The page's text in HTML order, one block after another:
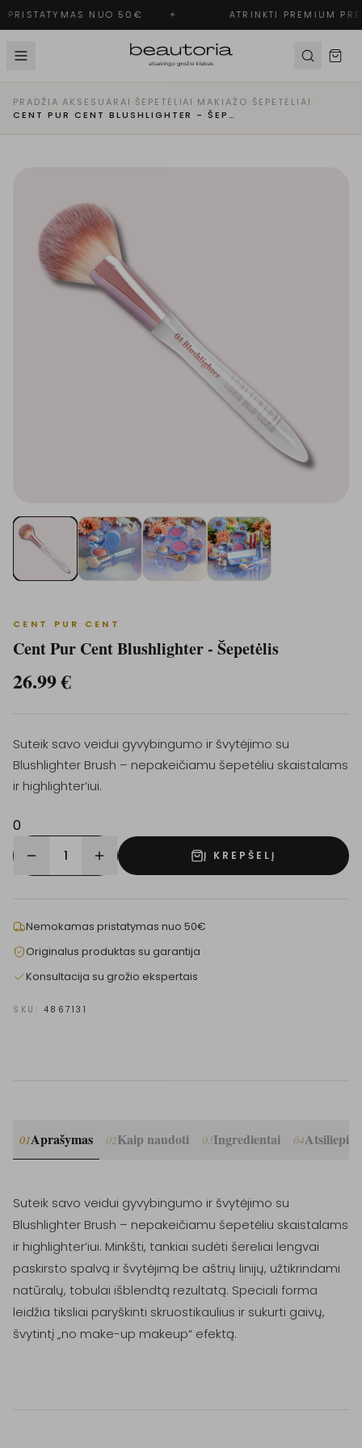
PRISTATYMAS NUO 50€ ✦ ATRINKTI PREMIUM
PRADŽIA·AKSESUARAI ·ŠEPETĖLIAI ·MAKIAŽO ŠEPETĖLIAI ·
CENT PUR CENT BLUSHLIGHTER - ŠEPETĖLIS
CENT PUR CENT
Cent Pur Cent Blushlighter - Šepetėlis
26.99€
Suteik savo veidui gyvybingumo ir švytėjimo su
Blushlighter Brush – nepakeičiamu šepetėliu skaistalams
ir highlighter’iui.
0
1 Į KREPŠELĮ
Nemokamas pristatymas nuo 50€
Originalus produktas su garantija
Konsultacija su grožio ekspertais
SKU: 4867131
01Aprašymas 02Kaip naudoti 03Ingredientai 04
Suteik savo veidui gyvybingumo ir švytėjimo su
Blushlighter Brush – nepakeičiamu šepetėliu skaistalams
ir highlighter’iui. Minkšti, tankiai sudėti šereliai lengvai
paskirsto spalvą ir švytėjimą be aštrių linijų, užtikrindami
natūralų, tobulai išblendtą rezultatą. Speciali forma
leidžia tiksliai paryškinti skruostikaulius ir sukurti gaivų,